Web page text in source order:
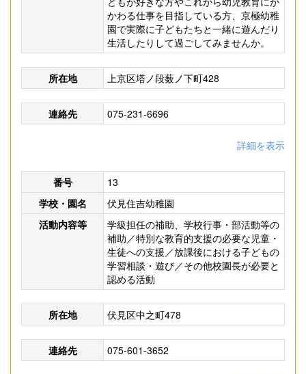
かわる仕事を目指している方、京極幼稚
園で実際に子どもたちと一緒に遊んだり
生活したりして過ごしてみませんか。
所在地 上京区塔ノ段薮ノ下町428
連絡先 075-231-6696
詳細を表示
番号
13
学校・園名
伏見住吉幼稚園
活動内容等
学級担任の補助、学校行事・部活動等の
補助／特別な教育的支援の必要な児童・
生徒への支援／放課後における子どもの
学習相談・遊び／その他校園長が必要と
認める活動
所在地 伏見区中之町478
連絡先 075-601-3652